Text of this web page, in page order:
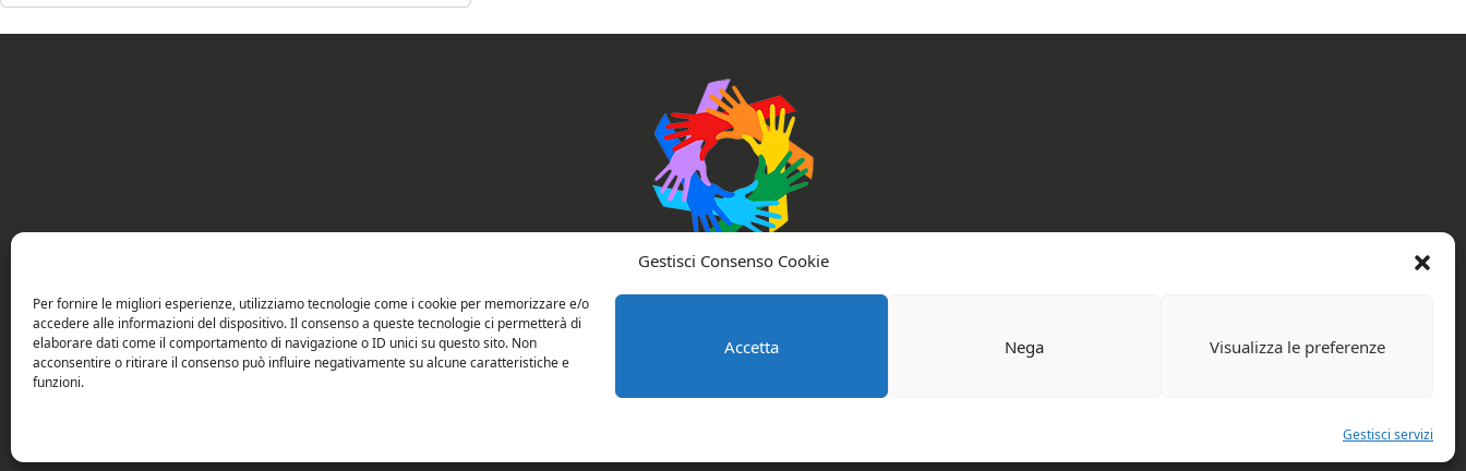
Gestisci Consenso Cookie
Per fornire le migliori esperienze, utilizziamo tecnologie come i cookie per memorizzare e/o
accedere alle informazioni del dispositivo. Il consenso a queste tecnologie ci permetterà di
elaborare dati come il comportamento di navigazione o ID unici su questo sito. Non
acconsentire o ritirare il consenso può influire negativamente su alcune caratteristiche e
funzioni.
Gestisci servizi
Accetta Nega Visualizza le preferenze
AssociAzioni Connesse
Privacy e cookie policy Valutazione del sito
Copyright © 2026 Rubano: AssociAzioni Connesse. All rights reserved.